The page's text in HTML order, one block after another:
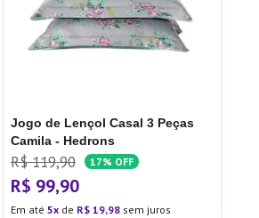
Jogo de Lençol Casal 3 Peças
Camila - Hedrons
R$ 119,90 17% OFF
R$ 99,90
Em até 5 de R$ 19,98sem juros